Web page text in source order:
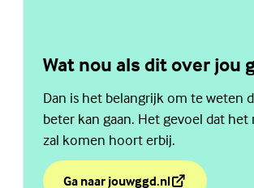
Wat nou als dit over jou
Dan is het belangrijk om te weten
beter kan gaan. Het gevoel dat
zal komen hoort erbij.
Ga naar jouwggd.nl